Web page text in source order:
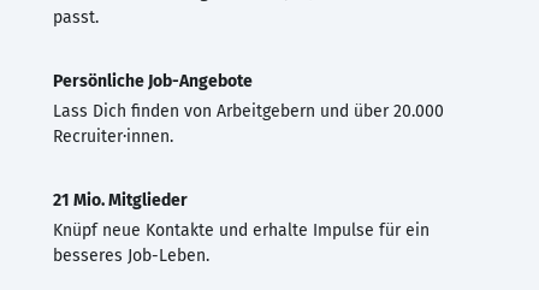
passt.
Persönliche Job-Angebote
Lass Dich finden von Arbeitgebern und über 20.000
Recruiter·innen.
21 Mio. Mitglieder
Knüpf neue Kontakte und erhalte Impulse für ein
besseres Job-Leben.